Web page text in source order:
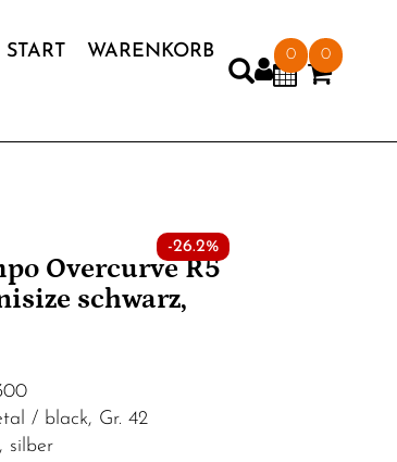
START
WARENKORB
0 0
-26.2%
Overcurve R5
schwarz,
/ black, Gr. 42
silber